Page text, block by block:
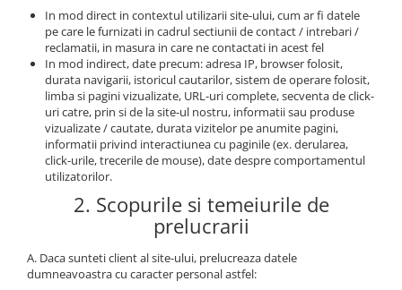
In mod direct in contextul utilizarii site-ului, cum ar fi datele
pe care le furnizati in cadrul sectiunii de contact / intrebari /
reclamatii, in masura in care ne contactati in acest fel
In mod indirect, date precum: adresa IP, browser folosit,
durata navigarii, istoricul cautarilor, sistem de operare folosit,
limba si pagini vizualizate, URL-uri complete, secventa de click-
uri catre, prin si de la site-ul nostru, informatii sau produse
vizualizate / cautate, durata vizitelor pe anumite pagini,
informatii privind interactiunea cu paginile (ex. derularea,
click-urile, trecerile de mouse), date despre comportamentul
utilizatorilor.
2. Scopurile si temeiurile de
prelucrarii
A. Daca sunteti client al site-ului, prelucreaza datele
dumneavoastra cu caracter personal astfel: